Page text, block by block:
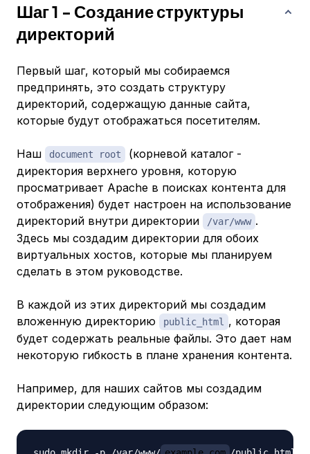
Шаг 1 - Создание структуры
директорий
Первый шаг, который мы собираемся
предпринять, это создать структуру
директорий, содержащую данные сайта,
которые будут отображаться посетителям.
Наш document root
(корневой каталог -
директория верхнего уровня, которую
просматривает Apache в поисках контента для
отображения) будет настроен на использование
директорий внутри директории
/var/www .
Здесь мы создадим директории для обоих
виртуальных хостов, которые мы планируем
сделать в этом руководстве.
В каждой из этих директорий мы создадим
вложенную директорию
public_html , которая
будет содержать реальные файлы. Это дает нам
некоторую гибкость в плане хранения контента.
Например, для наших сайтов мы создадим
директории следующим образом: